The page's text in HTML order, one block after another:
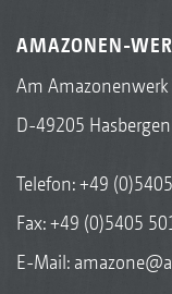
AMAZONEN-
Am
D-49205
Telefon:+49
Fax: +49 (0)5405
E-Mail: